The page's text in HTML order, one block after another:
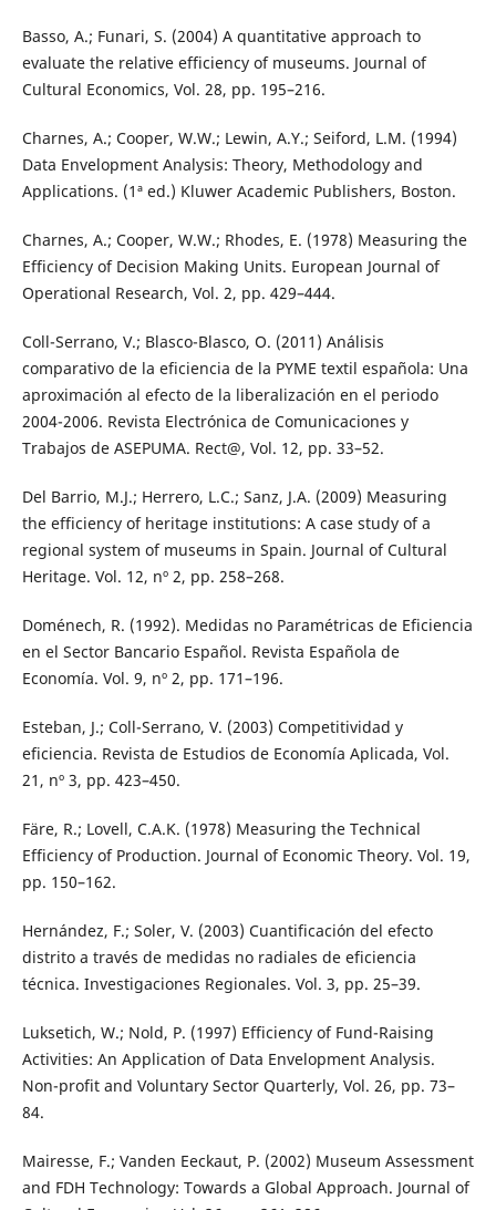
Basso, A.; Funari, S. (2004) A quantitative approach to
evaluate the relative efficiency of museums. Journal of
Cultural Economics, Vol. 28, pp. 195–216.
Charnes, A.; Cooper, W.W.; Lewin, A.Y.; Seiford, L.M. (1994)
Data Envelopment Analysis: Theory, Methodology and
Applications. (1ª ed.) Kluwer Academic Publishers, Boston.
Charnes, A.; Cooper, W.W.; Rhodes, E. (1978) Measuring the
Efficiency of Decision Making Units. European Journal of
Operational Research, Vol. 2, pp. 429–444.
Coll-Serrano, V.; Blasco-Blasco, O. (2011) Análisis
comparativo de la eficiencia de la PYME textil española: Una
aproximación al efecto de la liberalización en el periodo
2004-2006. Revista Electrónica de Comunicaciones y
Trabajos de ASEPUMA. Rect@, Vol. 12, pp. 33–52.
Del Barrio, M.J.; Herrero, L.C.; Sanz, J.A. (2009) Measuring
the efficiency of heritage institutions: A case study of a
regional system of museums in Spain. Journal of Cultural
Heritage. Vol. 12, nº 2, pp. 258–268.
Doménech, R. (1992). Medidas no Paramétricas de Eficiencia
en el Sector Bancario Español. Revista Española de
Economía. Vol. 9, nº 2, pp. 171–196.
Esteban, J.; Coll-Serrano, V. (2003) Competitividad y
eficiencia. Revista de Estudios de Economía Aplicada, Vol.
21, nº 3, pp. 423–450.
Färe, R.; Lovell, C.A.K. (1978) Measuring the Technical
Efficiency of Production. Journal of Economic Theory. Vol. 19,
pp. 150–162.
Hernández, F.; Soler, V. (2003) Cuantificación del efecto
distrito a través de medidas no radiales de eficiencia
técnica. Investigaciones Regionales. Vol. 3, pp. 25–39.
Luksetich, W.; Nold, P. (1997) Efficiency of Fund-Raising
Activities: An Application of Data Envelopment Analysis.
Non-profit and Voluntary Sector Quarterly, Vol. 26, pp. 73–
84.
Mairesse, F.; Vanden Eeckaut, P. (2002) Museum Assessment
and FDH Technology: Towards a Global Approach. Journal of